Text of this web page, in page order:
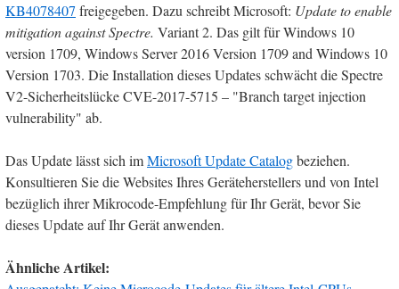
KB4078407 freigegeben. Dazu schreibt Microsoft: Update to enable
mitigation against Spectre. Variant 2. Das gilt für Windows 10
version 1709, Windows Server 2016 Version 1709 and Windows 10
Version 1703. Die Installation dieses Updates schwächt die Spectre
V2-Sicherheitslücke CVE-2017-5715 – "Branch target injection
vulnerability" ab.
Das Update lässt sich imMicrosoft Update Catalogbeziehen.
Konsultieren Sie die Websites Ihres Geräteherstellers und von Intel
bezüglich ihrer Mikrocode-Empfehlung für Ihr Gerät, bevor Sie
dieses Update auf Ihr Gerät anwenden.
Ähnliche Artikel: